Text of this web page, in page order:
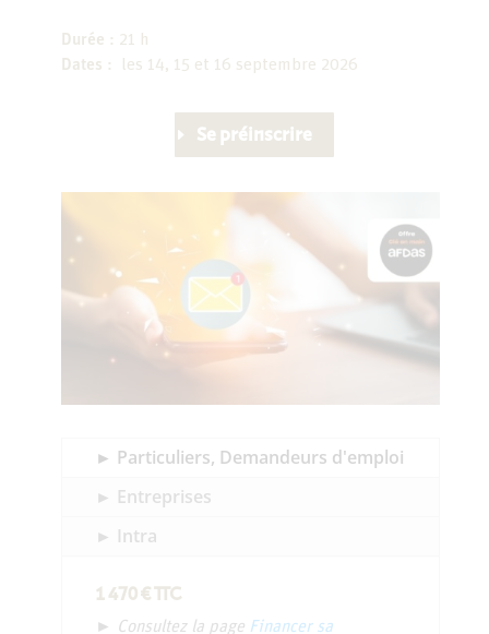
Durée : 21 h
Dates : les 14, 15 et 16 septembre 2026
Se préinscrire
► Particuliers, Demandeurs d'emploi
► Entreprises
► Intra
1 470€ TTC
► Consultez la page Financer sa